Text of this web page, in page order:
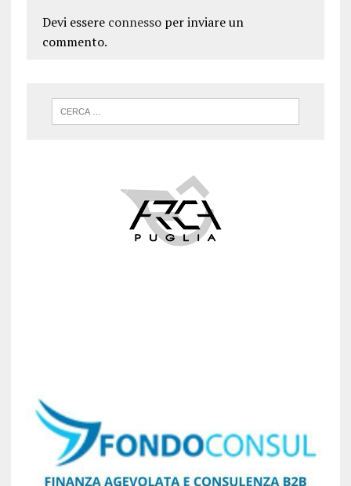
Devi essere connessoper inviare un
commento.